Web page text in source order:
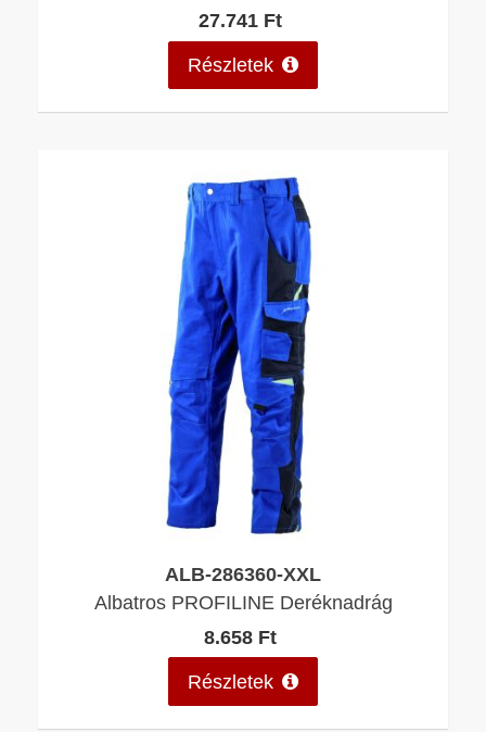
27.741 Ft
Részletek
ALB-286360-XXL
Albatros PROFILINE Deréknadrág
8.658 Ft
Részletek